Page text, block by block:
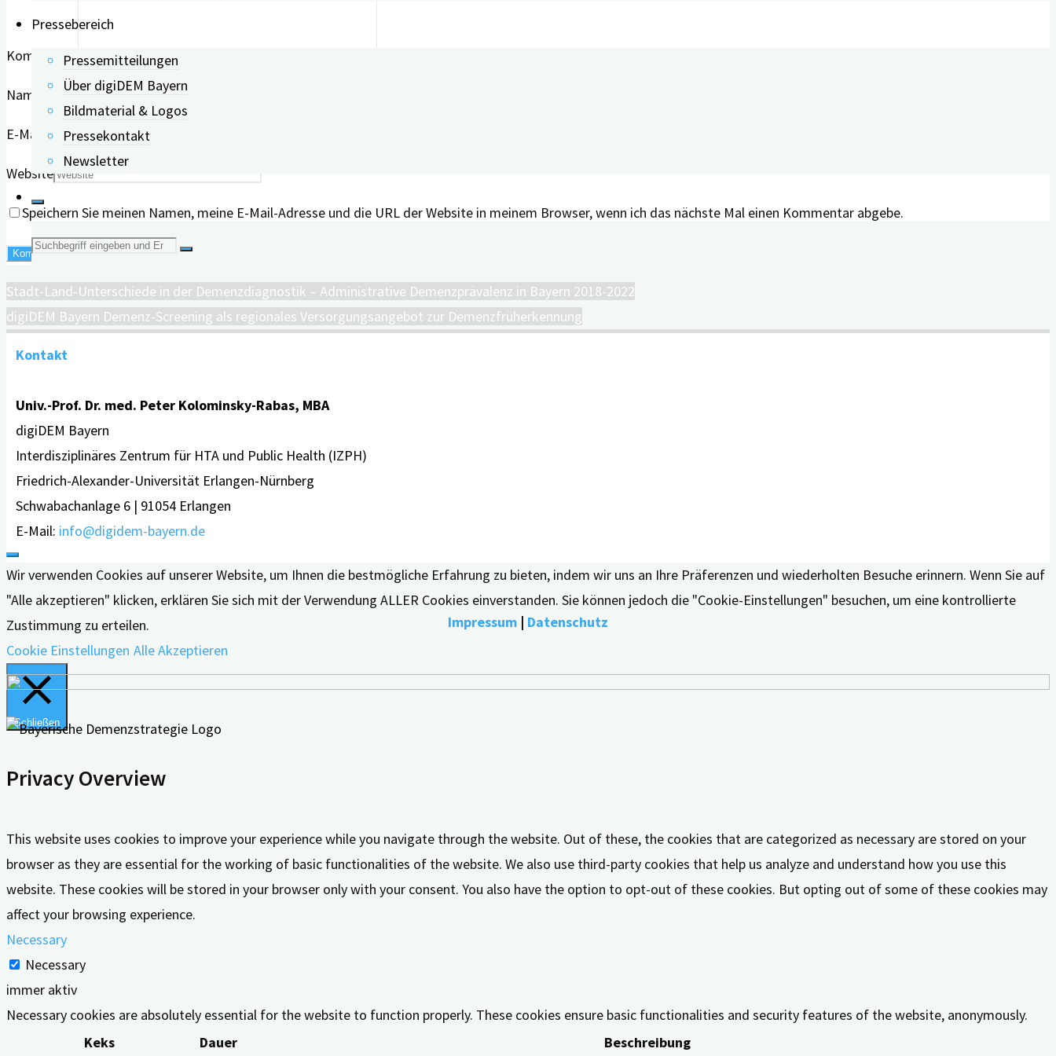
Pressebereich
Pressemitteilungen
Über digiDEM Bayern
Bildmaterial & Logos
Pressekontakt
Newsletter
Suche
nach:
Kommentar
Name
E-Mail *
Website
Speichern Sie meinen Namen, meine E-Mail-Adresse und die URL der Website in meinem Browser, wenn ich das nächste Mal einen Kommentar abgebe.
Stadt-Land-Unterschiede in der Demenzdiagnostik – Administrative Demenzprävalenz in Bayern 2018-2022
digiDEM Bayern Demenz-Screening als regionales Versorgungsangebot zur Demenzfrüherkennung
Kontakt
Univ.-Prof. Dr. med. Peter Kolominsky-Rabas, MBA
digiDEM Bayern
Interdisziplinäres Zentrum für HTA und Public Health (IZPH)
Friedrich-Alexander-Universität Erlangen-Nürnberg
Schwabachanlage 6 | 91054 Erlangen
E-Mail: info@digidem-bayern.de
Impressum | Datenschutz
Wir verwenden Cookies auf unserer Website, um Ihnen die bestmögliche Erfahrung zu bieten, indem wir uns an Ihre Präferenzen und wiederholten Besuche erinnern. Wenn Sie auf
"Alle akzeptieren" klicken, erklären Sie sich mit der Verwendung ALLER Cookies einverstanden. Sie können jedoch die "Cookie-Einstellungen" besuchen, um eine kontrollierte
Zustimmung zu erteilen.
Cookie Einstellungen Alle Akzeptieren
Schließen
Privacy Overview
This website uses cookies to improve your experience while you navigate through the website. Out of these, the cookies that are categorized as necessary are stored on your
browser as they are essential for the working of basic functionalities of the website. We also use third-party cookies that help us analyze and understand how you use this
website. These cookies will be stored in your browser only with your consent. You also have the option to opt-out of these cookies. But opting out of some of these cookies may
affect your browsing experience.
Necessary
Necessary
immer aktiv
Necessary cookies are absolutely essential for the website to function properly. These cookies ensure basic functionalities and security features of the website, anonymously.
Keks
Dauer Beschreibung